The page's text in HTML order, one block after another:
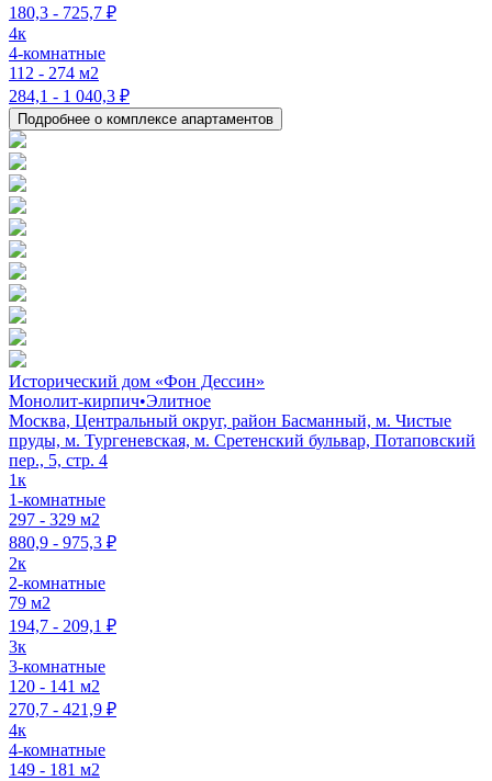
180,3 - 725,7 ₽
4к
4-комнатные
112 - 274 м2
284,1 - 1 040,3 ₽
Подробнее о комплексе апартаментов
Исторический дом «Фон Дессин»
Монолит-кирпич•Элитное
Москва, Центральный округ, район Басманный, м. Чистые
пруды, м. Тургеневская, м. Сретенский бульвар, Потаповский
пер., 5, стр. 4
1к
1-комнатные
297 - 329 м2
880,9 - 975,3 ₽
2к
2-комнатные
79 м2
194,7 - 209,1 ₽
3к
3-комнатные
120 - 141 м2
270,7 - 421,9 ₽
4к
4-комнатные
149 - 181 м2